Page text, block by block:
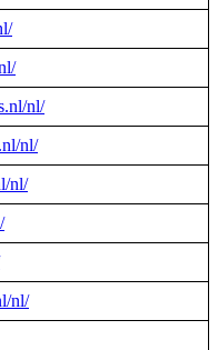
nl/
nl/
nl/
nl/